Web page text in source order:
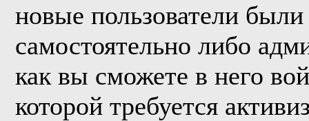
новые пользователи
самостоятельно либо
как вы сможете в него
которой требуется